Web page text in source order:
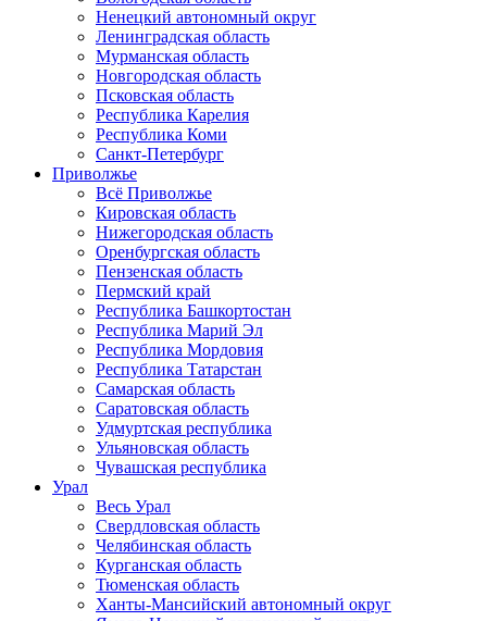
Ненецкий автономный округ
Ленинградская область
Мурманская область
Новгородская область
Псковская область
Республика Карелия
Республика Коми
Санкт-Петербург
Приволжье
Всё Приволжье
Кировская область
Нижегородская область
Оренбургская область
Пензенская область
Пермский край
Республика Башкортостан
Республика Марий Эл
Республика Мордовия
Республика Татарстан
Самарская область
Саратовская область
Удмуртская республика
Ульяновская область
Чувашская республика
Урал
Весь Урал
Свердловская область
Челябинская область
Курганская область
Тюменская область
Ханты-Мансийский автономный округ